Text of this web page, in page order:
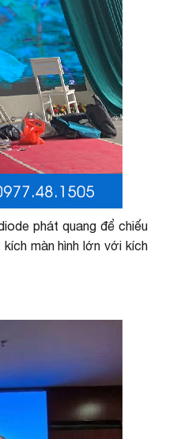
phát quang để chiếu
màn hình lớn với kích